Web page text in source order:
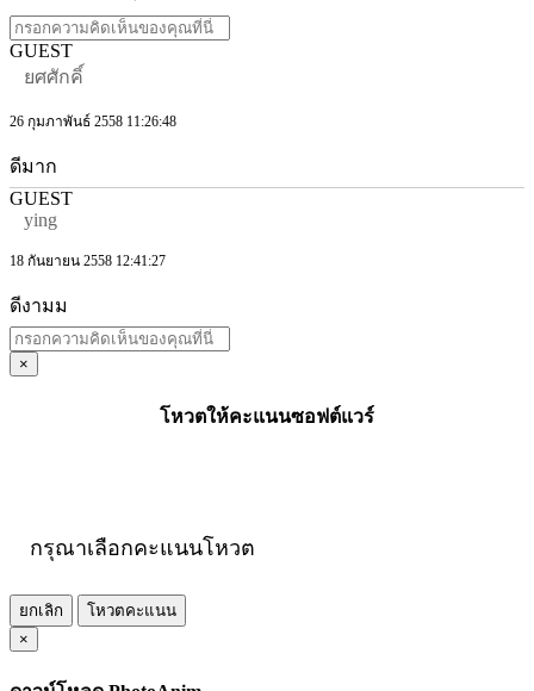
GUEST
ยศศักคิ์
26 กุมภาพันธ์ 2558 11:26:48
ดีมาก
GUEST
ying
18 กันยายน 2558 12:41:27
ดีงามม
×
โหวตให้คะแนนซอฟต์แวร์
กรุณาเลือกคะแนนโหวต
ยกเลิก
โหวตคะแนน
×